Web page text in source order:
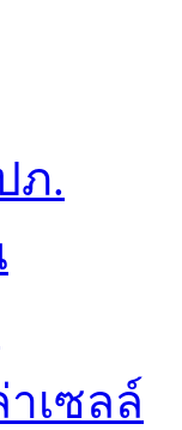
ภ.
เซลล์